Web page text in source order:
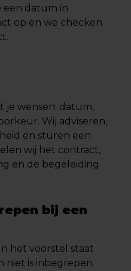
een datum in
op en we checken
je wensen: datum,
Wij adviseren,
en sturen een
wij het contract,
en de begeleiding
bij een
het voorstel staat
niet is inbegrepen.